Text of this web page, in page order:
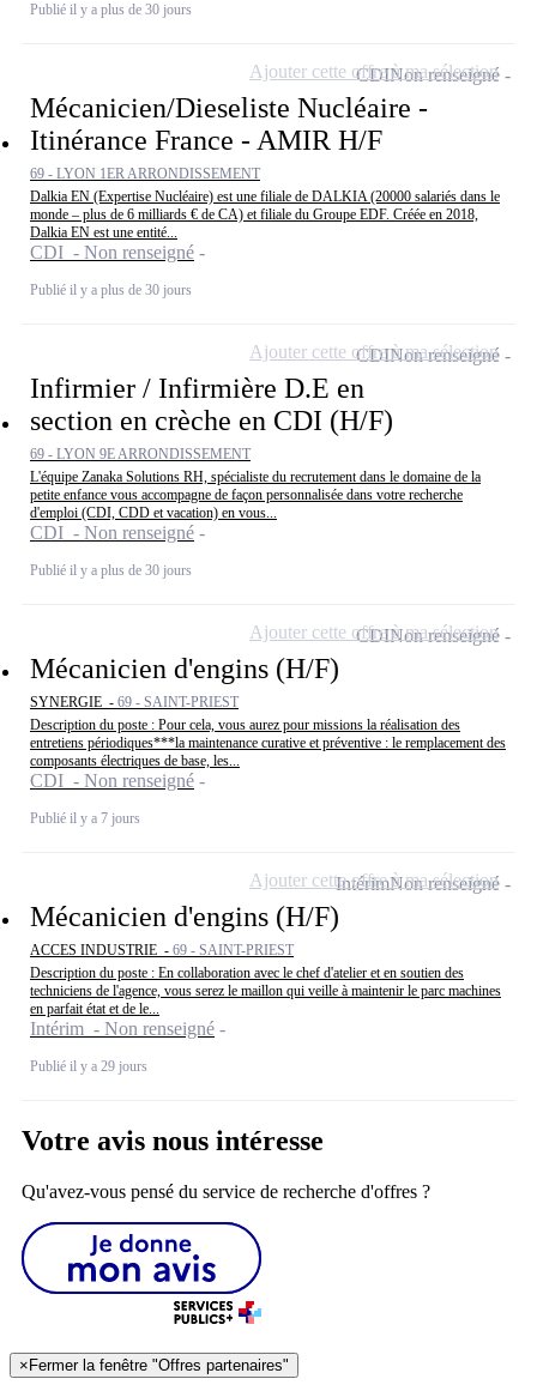
Publié il y a plus de 30 jours
Mécanicien/Dieseliste Nucléaire -
Itinérance France - AMIR H/F
69 - LYON 1ER ARRONDISSEMENT
Dalkia EN (Expertise Nucléaire) est une filiale de DALKIA (20000 salariés dans le
monde – plus de 6 milliards € de CA) et filiale du Groupe EDF. Créée en 2018,
Dalkia EN est une entité...
CDI - Non renseigné
Publié il y a plus de 30 jours
CDINon renseigné
Ajouter cette offre à ma sélection
Infirmier / Infirmière D.E en
section en crèche en CDI (H/F)
69 - LYON 9E ARRONDISSEMENT
L'équipe Zanaka Solutions RH, spécialiste du recrutement dans le domaine de la
petite enfance vous accompagne de façon personnalisée dans votre recherche
d'emploi (CDI, CDD et vacation) en vous...
CDI - Non renseigné
Publié il y a plus de 30 jours
CDINon renseigné
Ajouter cette offre à ma sélection
Mécanicien d'engins (H/F)
SYNERGIE - 69 - SAINT-PRIEST
Description du poste : Pour cela, vous aurez pour missions la réalisation des
entretiens périodiques***la maintenance curative et préventive : le remplacement des
composants électriques de base, les...
CDI - Non renseigné
Publié il y a 7 jours
CDINon renseigné
Ajouter cette offre à ma sélection
Mécanicien d'engins (H/F)
ACCES INDUSTRIE - 69 - SAINT-PRIEST
Description du poste : En collaboration avec le chef d'atelier et en soutien des
techniciens de l'agence, vous serez le maillon qui veille à maintenir le parc machines
en parfait état et de le...
Intérim - Non renseigné
Publié il y a 29 jours
IntérimNon renseigné
Ajouter cette offre à ma sélection
Votre avis nous intéresse
Qu'avez-vous pensé du service de recherche d'offres ?
× Fermer la fenêtre "Offres partenaires"